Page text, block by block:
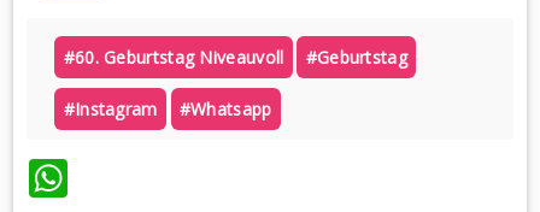
#60. Geburtstag Niveauvoll #geburtstag
#instagram #whatsapp
WhatsApp